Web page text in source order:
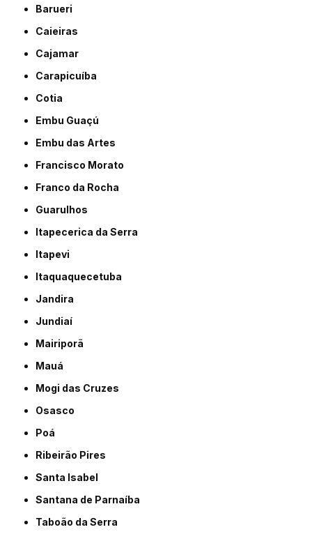
Barueri
Caieiras
Cajamar
Carapicuíba
Cotia
Embu Guaçú
Embu das Artes
Francisco Morato
Franco da Rocha
Guarulhos
Itapecerica da Serra
Itapevi
Itaquaquecetuba
Jandira
Jundiaí
Mairiporã
Mauá
Mogi das Cruzes
Osasco
Poá
Ribeirão Pires
Santa Isabel
Santana de Parnaíba
Taboão da Serra